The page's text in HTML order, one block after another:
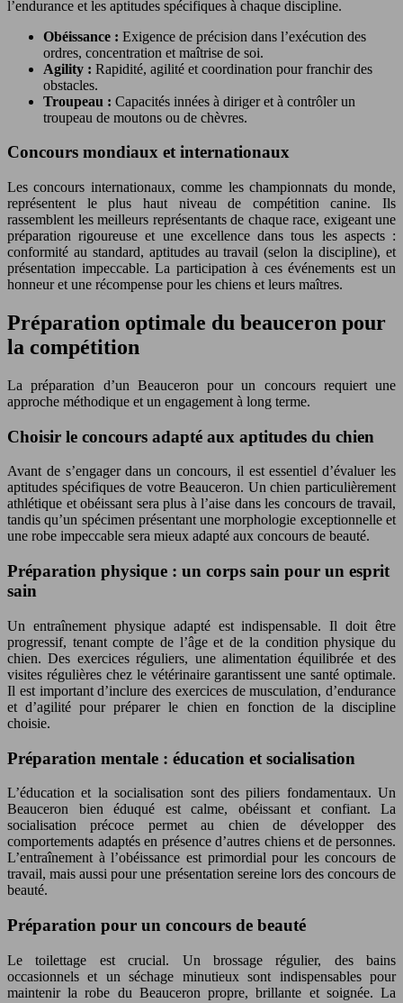
l’endurance et les aptitudes spécifiques à chaque discipline.
Obéissance : Exigence de précision dans l’exécution des
ordres, concentration et maîtrise de soi.
Agility : Rapidité, agilité et coordination pour franchir des
obstacles.
Troupeau : Capacités innées à diriger et à contrôler un
troupeau de moutons ou de chèvres.
Concours mondiaux et internationaux
Les concours internationaux, comme les championnats du monde,
représentent le plus haut niveau de compétition canine. Ils
rassemblent les meilleurs représentants de chaque race, exigeant une
préparation rigoureuse et une excellence dans tous les aspects :
conformité au standard, aptitudes au travail (selon la discipline), et
présentation impeccable. La participation à ces événements est un
honneur et une récompense pour les chiens et leurs maîtres.
Préparation optimale du beauceron pour
la compétition
La préparation d’un Beauceron pour un concours requiert une
approche méthodique et un engagement à long terme.
Choisir le concours adapté aux aptitudes du chien
Avant de s’engager dans un concours, il est essentiel d’évaluer les
aptitudes spécifiques de votre Beauceron. Un chien particulièrement
athlétique et obéissant sera plus à l’aise dans les concours de travail,
tandis qu’un spécimen présentant une morphologie exceptionnelle et
une robe impeccable sera mieux adapté aux concours de beauté.
Préparation physique : un corps sain pour un esprit
sain
Un entraînement physique adapté est indispensable. Il doit être
progressif, tenant compte de l’âge et de la condition physique du
chien. Des exercices réguliers, une alimentation équilibrée et des
visites régulières chez le vétérinaire garantissent une santé optimale.
Il est important d’inclure des exercices de musculation, d’endurance
et d’agilité pour préparer le chien en fonction de la discipline
choisie.
Préparation mentale : éducation et socialisation
L’éducation et la socialisation sont des piliers fondamentaux. Un
Beauceron bien éduqué est calme, obéissant et confiant. La
socialisation précoce permet au chien de développer des
comportements adaptés en présence d’autres chiens et de personnes.
L’entraînement à l’obéissance est primordial pour les concours de
travail, mais aussi pour une présentation sereine lors des concours de
beauté.
Préparation pour un concours de beauté
Le toilettage est crucial. Un brossage régulier, des bains
occasionnels et un séchage minutieux sont indispensables pour
maintenir la robe du Beauceron propre, brillante et soignée. La